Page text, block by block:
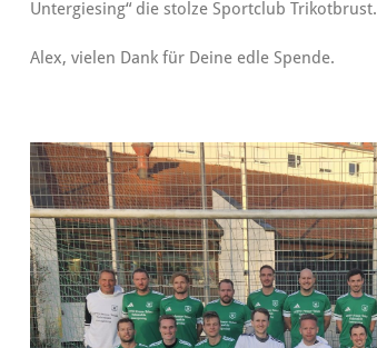
Untergiesing“ die stolze Sportclub Trikotbrust.
Alex, vielen Dank für Deine edle Spende.